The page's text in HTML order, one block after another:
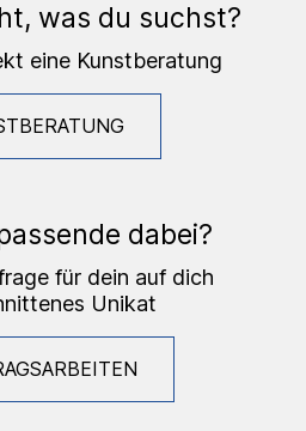
was du suchst?
eine Kunstberatung
dabei?
für dein auf dich
Unikat